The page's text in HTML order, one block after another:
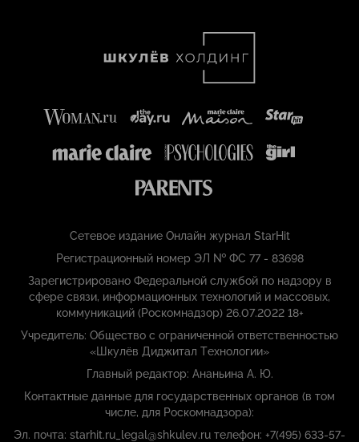
Сетевое издание Онлайн журнал StarHit
Регистрационный номер ЭЛ № ФС 77 - 83698
Зарегистрировано Федеральной службой по надзору в
сфере связи, информационных технологий и массовых,
коммуникаций (Роскомнадзор) 26.07.2022 18+
Учредитель: Общество с ограниченной ответственностью
«Шкулёв Диджитал Технологии»
Главный редактор: Ананьина А. Ю.
Контактные данные для государственных органов (в том
числе, для Роскомнадзора):
Эл. почта: starhit.ru_legal@shkulev.ru телефон: +7(495) 633-57-